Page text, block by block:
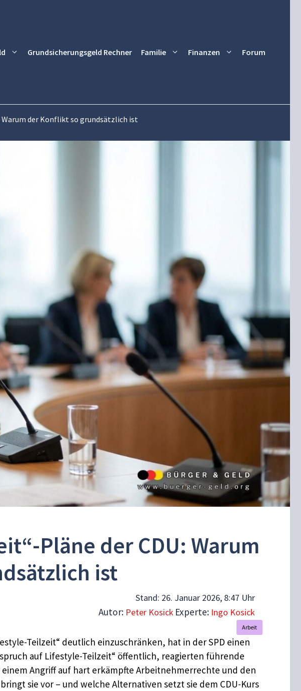
Grundsicherungsgeld Rechner Familie Finanzen Forum
Warum der Konflikt so grundsätzlich ist
Pläne der CDU: Warum
ist
Stand: 26. Januar 2026, 8:47 Uhr
Autor: Peter Kosick Experte: Ingo Kosick
Arbeit
Teilzeit“ deutlich einzuschränken, hat in der SPD einen
auf Lifestyle-Teilzeit“ öffentlich, reagierten führende
Angriff auf hart erkämpfte Arbeitnehmerrechte und den
sie vor – und welche Alternativen setzt sie dem CDU-Kurs